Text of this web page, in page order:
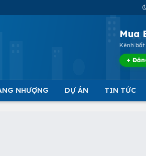
Mua
Kênh
+
NHƯỢNG DỰ ÁN TIN TỨC